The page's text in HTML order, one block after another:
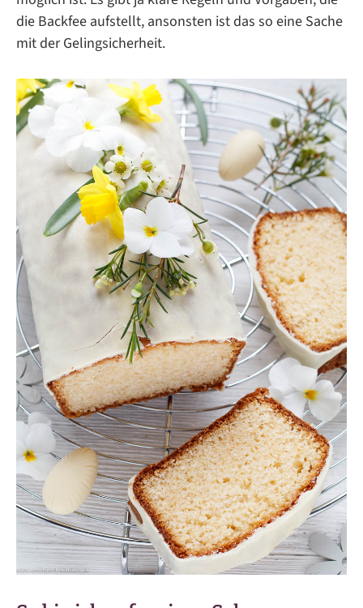
die Backfee aufstellt, ansonsten ist das so eine Sache
mit der Gelingsicherheit.